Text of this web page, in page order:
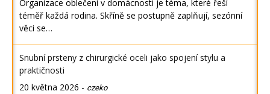
Organizace oblečení v domácnosti je téma, které řeší
téměř každá rodina. Skříně se postupně zaplňují, sezónní
věci se…
Snubní prsteny z chirurgické oceli jako spojení stylu a
praktičnosti
20 května 2026 - czeko